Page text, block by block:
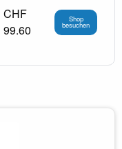
CHF
99.60
Shop
besuchen